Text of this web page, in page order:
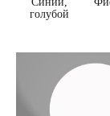
голубой